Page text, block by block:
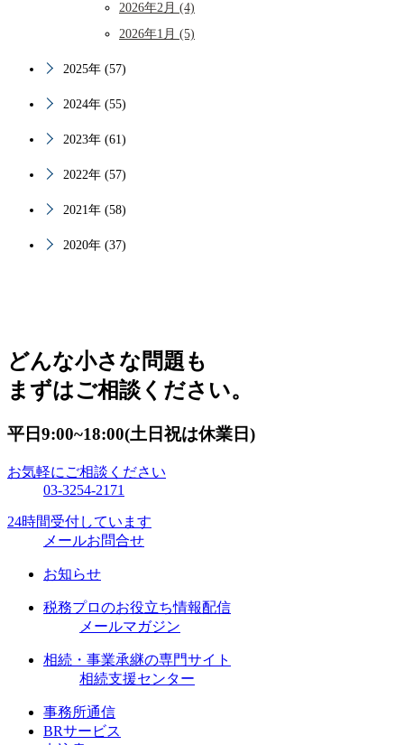
2026年2月 (4)
2026年1月 (5)
2025年 (57)
2024年 (55)
2023年 (61)
2022年 (57)
2021年 (58)
2020年 (37)
どんな小さな問題も
まずはご相談ください。
平日9:00~18:00(土日祝は休業日)
お気軽にご相談ください
03-3254-2171
24時間受付しています
メールお問合せ
お知らせ
税務プロのお役立ち情報配信
メールマガジン
相続・事業承継の専門サイト
相続支援センター
事務所通信
BRサービス